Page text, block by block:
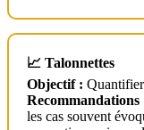
📈 Talonnettes
Objectif :
Recommandations
les cas souvent